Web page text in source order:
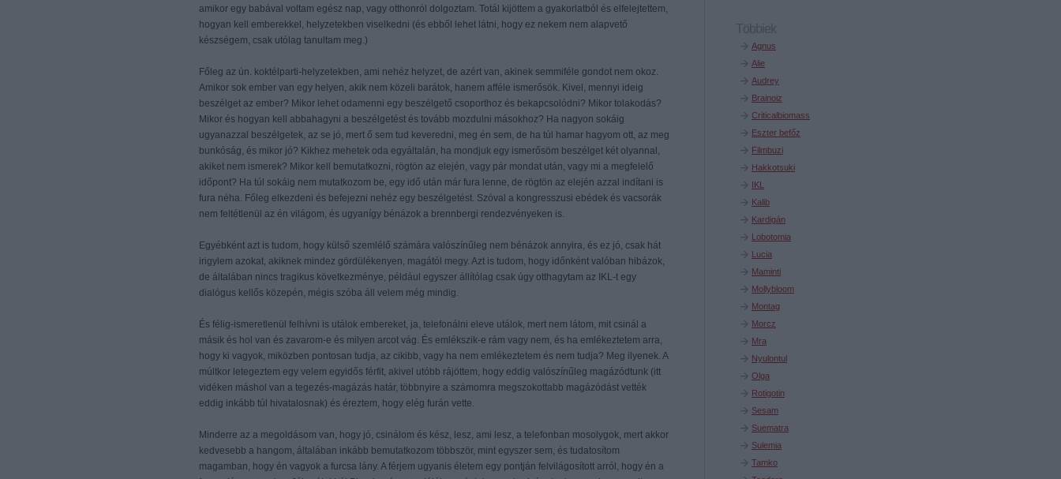
amikor egy babával voltam egész nap, vagy otthonról dolgoztam. Totál kijöttem a gyakorlatból és elfelejtettem,
hogyan kell emberekkel, helyzetekben viselkedni (és ebből lehet látni, hogy ez nekem nem alapvető
készségem, csak utólag tanultam meg.)
Főleg az ún. koktélparti-helyzetekben, ami nehéz helyzet, de azért van, akinek semmiféle gondot nem okoz.
Amikor sok ember van egy helyen, akik nem közeli barátok, hanem afféle ismerősök. Kivel, mennyi ideig
beszélget az ember? Mikor lehet odamenni egy beszélgető csoporthoz és bekapcsolódni? Mikor tolakodás?
Mikor és hogyan kell abbahagyni a beszélgetést és tovább mozdulni másokhoz? Ha nagyon sokáig
ugyanazzal beszélgetek, az se jó, mert ő sem tud keveredni, meg én sem, de ha túl hamar hagyom ott, az meg
bunkóság, és mikor jó? Kikhez mehetek oda egyáltalán, ha mondjuk egy ismerősöm beszélget két olyannal,
akiket nem ismerek? Mikor kell bemutatkozni, rögtön az elején, vagy pár mondat után, vagy mi a megfelelő
időpont? Ha túl sokáig nem mutatkozom be, egy idő után már fura lenne, de rögtön az elején azzal indítani is
fura néha. Főleg elkezdeni és befejezni nehéz egy beszélgetést. Szóval a kongresszusi ebédek és vacsorák
nem feltétlenül az én világom, és ugyanígy bénázok a brennbergi rendezvényeken is.
Egyébként azt is tudom, hogy külső szemlélő számára valószínűleg nem bénázok annyira, és ez jó, csak hát
irigylem azokat, akiknek mindez gördülékenyen, magától megy. Azt is tudom, hogy időnként valóban hibázok,
de általában nincs tragikus következménye, például egyszer állítólag csak úgy otthagytam az IKL-t egy
dialógus kellős közepén, mégis szóba áll velem még mindig.
És félig-ismeretlenül felhívni is utálok embereket, ja, telefonálni eleve utálok, mert nem látom, mit csinál a
másik és hol van és zavarom-e és milyen arcot vág. És emlékszik-e rám vagy nem, és ha emlékeztetem arra,
hogy ki vagyok, miközben pontosan tudja, az cikibb, vagy ha nem emlékeztetem és nem tudja? Meg ilyenek. A
múltkor letegeztem egy velem egyidős férfit, akivel utóbb rájöttem, hogy eddig valószínűleg magázódtunk (itt
vidéken máshol van a tegezés-magázás határ, többnyire a számomra megszokottabb magázódást vették
eddig inkább túl hivatalosnak) és éreztem, hogy elég furán vette.
Minderre az a megoldásom van, hogy jó, csinálom és kész, lesz, ami lesz, a telefonban mosolygok, mert akkor
kedvesebb a hangom, általában inkább bemutatkozom többször, mint egyszer sem, és tudatosítom
magamban, hogy én vagyok a furcsa lány. A férjem ugyanis életem egy pontján felvilágosított arról, hogy én a
Többiek
Agnus
Alie
Audrey
Brainoiz
Criticalbiomass
Eszter befőz
Filmbuzi
Hakkotsuki
IKL
Kalib
Kardigán
Lobotomia
Lucia
Maminti
Mollybloom
Montag
Morcz
Mra
Nyulontul
Olga
Rotigotin
Sesam
Suematra
Sulemia
Tamko